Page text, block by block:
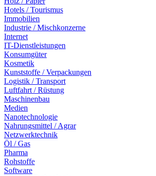
Hotels / Tourismus
Immobilien
Industrie / Mischkonzerne
Internet
IT-Dienstleistungen
Konsumgüter
Kosmetik
Kunststoffe / Verpackungen
Logistik / Transport
Luftfahrt / Rüstung
Maschinenbau
Medien
Nanotechnologie
Nahrungsmittel / Agrar
Netzwerktechnik
Öl / Gas
Pharma
Rohstoffe
Software